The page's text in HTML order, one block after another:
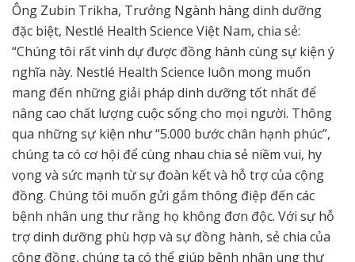
Ông Zubin Trikha, Trưởng Ngành hàng dinh dưỡng
đặc biệt, Nestlé Health Science Việt Nam, chia sẻ:
“Chúng tôi rất vinh dự được đồng hành cùng sự kiện ý
nghĩa này. Nestlé Health Science luôn mong muốn
mang đến những giải pháp dinh dưỡng tốt nhất để
nâng cao chất lượng cuộc sống cho mọi người. Thông
qua những sự kiện như “5.000 bước chân hạnh phúc”,
chúng ta có cơ hội để cùng nhau chia sẻ niềm vui, hy
vọng và sức mạnh từ sự đoàn kết và hỗ trợ của cộng
đồng. Chúng tôi muốn gửi gắm thông điệp đến các
bệnh nhân ung thư rằng họ không đơn độc. Với sự hỗ
trợ dinh dưỡng phù hợp và sự đồng hành, sẻ chia của
cộng đồng, chúng ta có thể giúp bệnh nhân ung thư